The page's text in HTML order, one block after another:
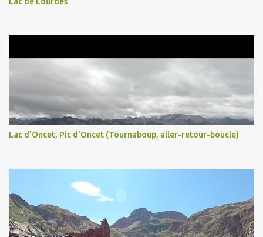
Lac d'Oncet, Pic d'Oncet (Tournaboup, aller-retour-boucle)